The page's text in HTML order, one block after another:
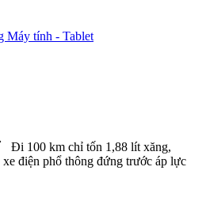
Máy tính - Tablet
Đi 100 km chỉ tốn 1,88 lít xăng,
điện phổ thông đứng trước áp lực